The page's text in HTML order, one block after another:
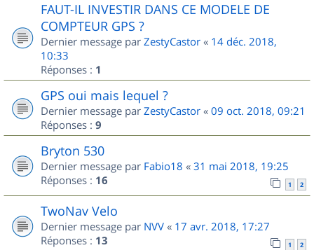
FAUT-IL INVESTIR DANS CE MODELE DE
COMPTEUR GPS ?
Dernier message par ZestyCastor « 14 déc. 2018,
10:33
Réponses : 1
GPS oui mais lequel ?
Dernier message par ZestyCastor « 09 oct. 2018, 09:21
Réponses : 9
Bryton 530
Dernier message par Fabio18 « 31 mai 2018, 19:25
Réponses : 16 1 2
TwoNav Velo
Dernier message par NVV « 17 avr. 2018, 17:27
Réponses : 13 1 2